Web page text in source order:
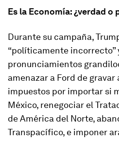
Es la Economía: ¿verdad o
Durante su campaña,
“políticamente incorrecto”
pronunciamientos
amenazar a Ford de gravar
impuestos por importar si
México, renegociar el
de América del Norte,
Transpacífico, e imponer